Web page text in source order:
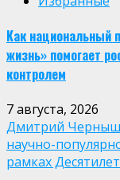
Как национальный
жизнь» помогает
контролем
7 августа, 2026
Дмитрий
научно-
рамках